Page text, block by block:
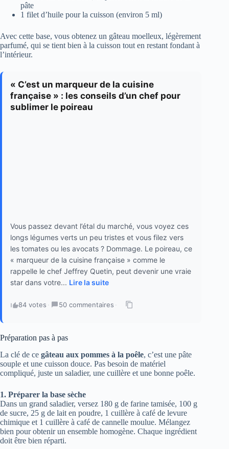
pâte
1 filet d’huile pour la cuisson (environ 5 ml)
Avec cette base, vous obtenez un gâteau moelleux, légèrement
parfumé, qui se tient bien à la cuisson tout en restant fondant à
l’intérieur.
« C’est un marqueur de la cuisine
française » : les conseils d’un chef pour
sublimer le poireau
Vous passez devant l’étal du marché, vous voyez ces
longs légumes verts un peu tristes et vous filez vers
les tomates ou les avocats ? Dommage. Le poireau, ce
« marqueur de la cuisine française » comme le
rappelle le chef Jeffrey Quetin, peut devenir une vraie
star dans votre... Lire la suite
84 votes · 50 commentaires ·
Préparation pas à pas
La clé de ce gâteau aux pommes à la poêle, c’est une pâte
souple et une cuisson douce. Pas besoin de matériel
compliqué, juste un saladier, une cuillère et une bonne poêle.
1. Préparer la base sèche
Dans un grand saladier, versez 180 g de farine tamisée, 100 g
de sucre, 25 g de lait en poudre, 1 cuillère à café de levure
chimique et 1 cuillère à café de cannelle moulue. Mélangez
bien pour obtenir un ensemble homogène. Chaque ingrédient
doit être bien réparti.